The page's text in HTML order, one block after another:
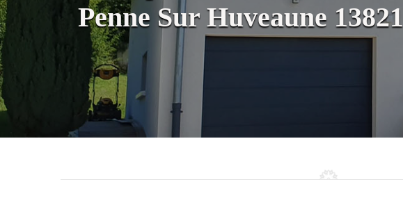
Penne Sur Huveaune 13821